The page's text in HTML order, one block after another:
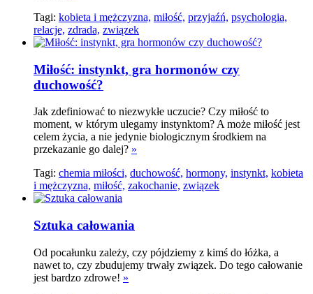
Tagi: kobieta i mężczyzna, miłość, przyjaźń, psychologia,
relacje, zdrada, związek
Miłość: instynkt, gra hormonów czy
duchowość?
Jak zdefiniować to niezwykłe uczucie? Czy miłość to
moment, w którym ulegamy instynktom? A może miłość jest
celem życia, a nie jedynie biologicznym środkiem na
przekazanie go dalej? »
Tagi: chemia miłości, duchowość, hormony, instynkt, kobieta
i mężczyzna, miłość, zakochanie, związek
Sztuka całowania
Od pocałunku zależy, czy pójdziemy z kimś do łóżka, a
nawet to, czy zbudujemy trwały związek. Do tego całowanie
jest bardzo zdrowe! »